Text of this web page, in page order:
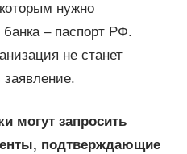
нужно
– паспорт РФ.
не станет
могут запросить
подтверждающие